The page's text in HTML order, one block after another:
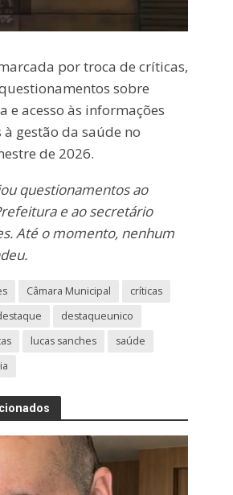
por troca de críticas,
sobre
e acesso às informações
gestão da saúde no
de 2026.
questionamentos ao
e ao secretário
Até o momento, nenhum
Câmara Municipal
críticas
destaqueunico
lucas sanches
saúde